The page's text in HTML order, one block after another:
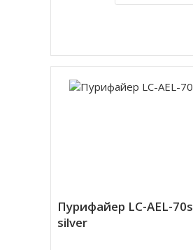
Пурифайер LC-AEL-
silver